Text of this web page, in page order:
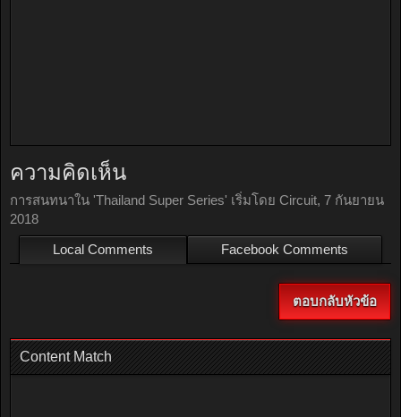
ความคิดเห็น
การสนทนาใน 'Thailand Super Series' เริ่มโดย Circuit, 7 กันยายน
2018
Local Comments
Facebook Comments
ตอบกลับหัวข้อ
Content Match